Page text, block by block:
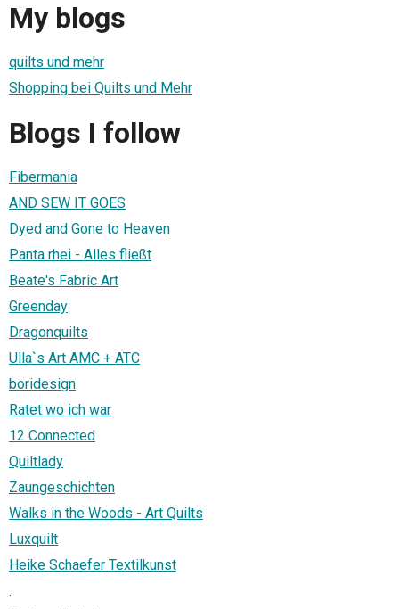
My blogs
quilts und mehr
Shopping bei Quilts und Mehr
Blogs I follow
Fibermania
AND SEW IT GOES
Dyed and Gone to Heaven
Panta rhei - Alles fließt
Beate's Fabric Art
Greenday
Dragonquilts
Ulla`s Art AMC + ATC
boridesign
Ratet wo ich war
12 Connected
Quiltlady
Zaungeschichten
Walks in the Woods - Art Quilts
Luxquilt
Heike Schaefer Textilkunst
.